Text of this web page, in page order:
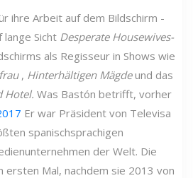
ihre Arbeit auf dem Bildschirm -
lange Sicht Desperate Housewives-
als Regisseur in Shows wie
, Hinterhältigen Mägdeund das
Hotel. Was Bastón betrifft, vorher
Er war Präsident von Televisa
spanischsprachigen
der Welt. Die
ersten Mal, nachdem sie 2013 von